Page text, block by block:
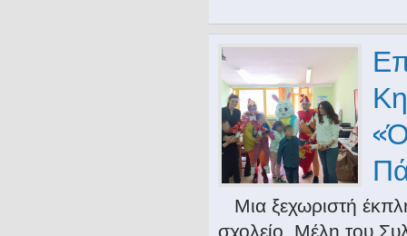
Μια ξεχωριστή
σχολείο. Μέλη του